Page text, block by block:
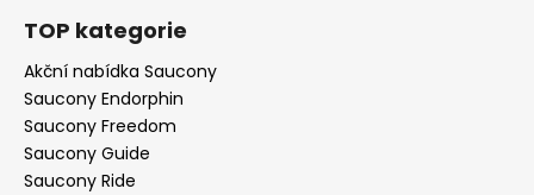
TOP kategorie
Akční nabídka Saucony
Saucony Endorphin
Saucony Freedom
Saucony Guide
Saucony Ride